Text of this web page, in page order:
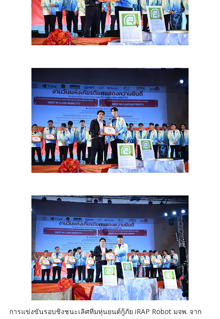
การแข่งขันรอบชิงชนะเลิศทีมหุ่นยนต์กู้ภัย iRAP Robot มจพ. จาก